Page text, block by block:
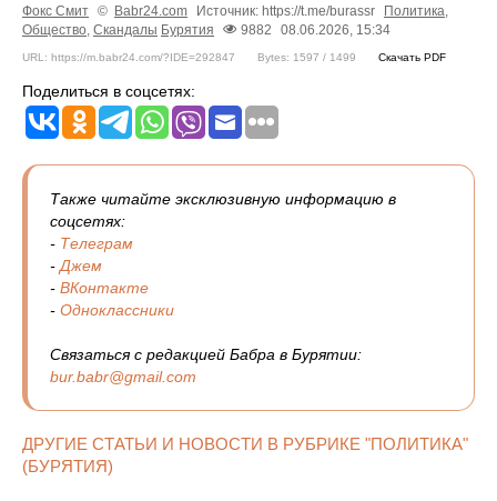
Фокс Смит © Babr24.com Источник: https://t.me/burassr Политика,
Общество, Скандалы Бурятия 9882 08.06.2026, 15:34
URL: https://m.babr24.com/?IDE=292847 Bytes: 1597 / 1499 Скачать PDF
Поделиться в соцсетях:
Также читайте эксклюзивную информацию в
соцсетях:
- Телеграм
-Джем
- ВКонтакте
- Одноклассники
Связаться с редакцией Бабра в Бурятии:
bur.babr@gmail.com
ДРУГИЕ СТАТЬИ И НОВОСТИ В РУБРИКЕ "ПОЛИТИКА"
(БУРЯТИЯ)